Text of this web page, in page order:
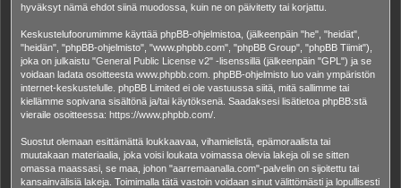
hyväksyt nämä ehdot siinä muodossa, kuin ne on päivitetty tai korjattu.
Keskustelufoorumimme käyttää phpBB-ohjelmistoa, (jälkeenpäin "he", "heidät",
"heidän", "phpBB-ohjelmisto", "www.phpbb.com", "phpBB Group", "phpBB Tiimit"),
joka on julkaistu "General Public License v2" -lisenssillä (jälkeenpäin "GPL") ja se
voidaan ladata osoitteesta www.phpbb.com . phpBB-ohjelmisto luo vain ympäristön
internet-keskustelulle. phpBB Limited ei ole vastuussa siitä, mitä sallimme tai
kiellämme sopivana sisältönä ja/tai käytöksenä. Saadaksesi lisätietoa phpBB:stä
vieraile osoitteessa: https://www.phpbb.com/
Suostut olemaan esittämättä loukkaavaa, vihamielistä, epämoraalista tai
muutakaan materiaalia, joka voisi loukata voimassa olevia lakeja oli se sitten
omassa maassasi, se maa, johon "aarremaanalla.com"-palvelin on sijoitettu tai
kansainvälisiä lakeja. Toimimalla tätä vastoin voidaan sinut välittömästi ja lopullisesti